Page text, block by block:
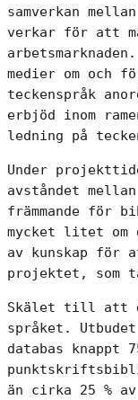
samverkan
verkar för att
medier om och
teckenspråk
erbjöd inom
ledning på
Under
avståndet
främmande för
mycket litet om
av kunskap för
projektet, som
Skälet till att
språket.
databas knappt
än cirka 25 %